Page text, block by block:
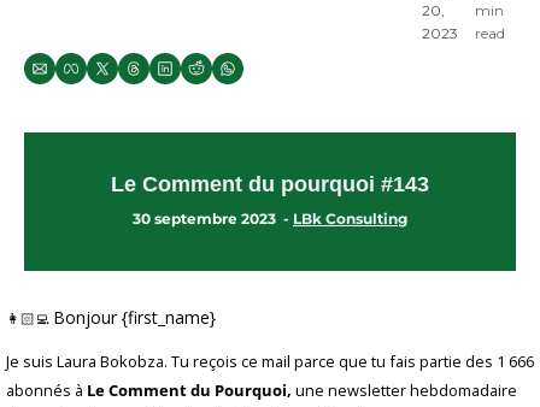
20,
2023
min
read
Le Comment du pourquoi #143
30 septembre 2023  - LBk Consulting
👩🏻‍💻 Bonjour {first_name}
Je suis Laura Bokobza. Tu reçois ce mail parce que tu fais partie des 1 666
abonnés à Le Comment du Pourquoi, une newsletter hebdomadaire